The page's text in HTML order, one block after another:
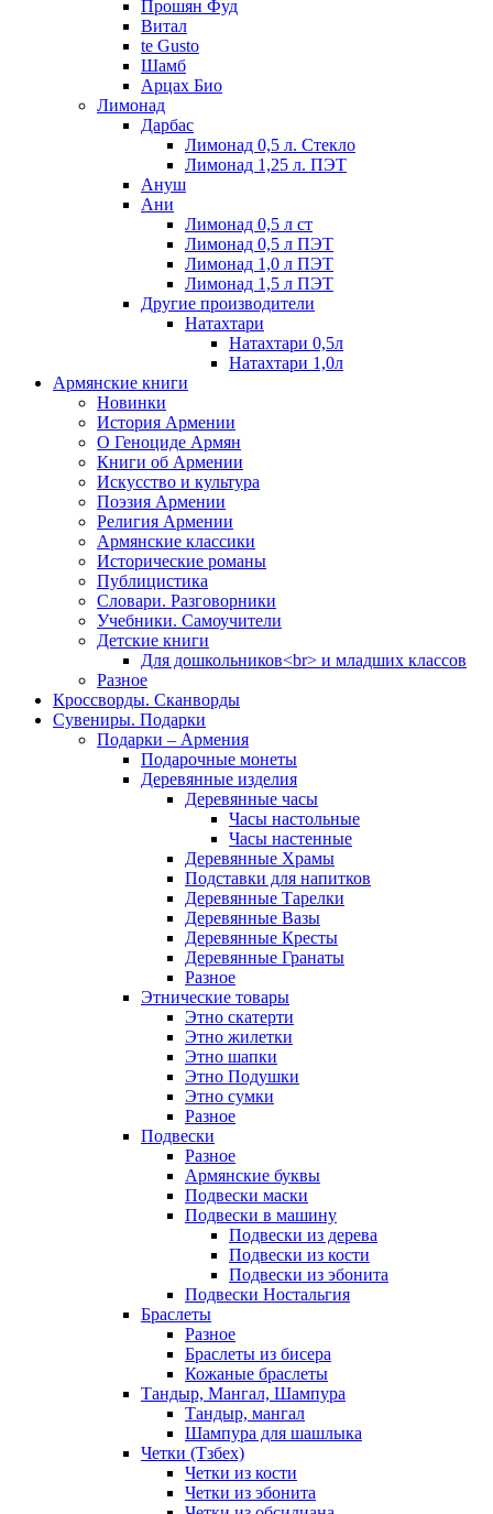
Прошян Фуд
Витал
te Gusto
Шамб
Арцах Био
Лимонад
Дарбас
Лимонад 0,5 л. Стекло
Лимонад 1,25 л. ПЭТ
Ануш
Ани
Лимонад 0,5 л ст
Лимонад 0,5 л ПЭТ
Лимонад 1,0 л ПЭТ
Лимонад 1,5 л ПЭТ
Другие производители
Натахтари
Натахтари 0,5л
Натахтари 1,0л
Армянские книги
Новинки
История Армении
О Геноциде Армян
Книги об Армении
Иcкусство и культура
Поэзия Армении
Религия Армении
Армянские классики
Исторические романы
Публицистика
Словари. Разговорники
Учебники. Самоучители
Детские книги
Для дошкольников<br> и младших классов
Разное
Кроссворды. Сканворды
Сувениры. Подарки
Подарки – Армения
Подарочные монеты
Деревянные изделия
Деревянные часы
Часы настольные
Часы настенные
Деревянные Храмы
Подставки для напитков
Деревянные Тарелки
Деревянные Вазы
Деревянные Кресты
Деревянные Гранаты
Разное
Этнические товары
Этно скатерти
Этно жилетки
Этно шапки
Этно Подушки
Этно сумки
Разное
Подвески
Разное
Армянские буквы
Подвески маски
Подвески в машину
Подвески из дерева
Подвески из кости
Подвески из эбонита
Подвески Ностальгия
Браслеты
Разное
Браслеты из бисера
Кожаные браслеты
Тандыр, Мангал, Шампура
Тандыр, мангал
Шампура для шашлыка
Четки (Тзбех)
Четки из кости
Четки из эбонита